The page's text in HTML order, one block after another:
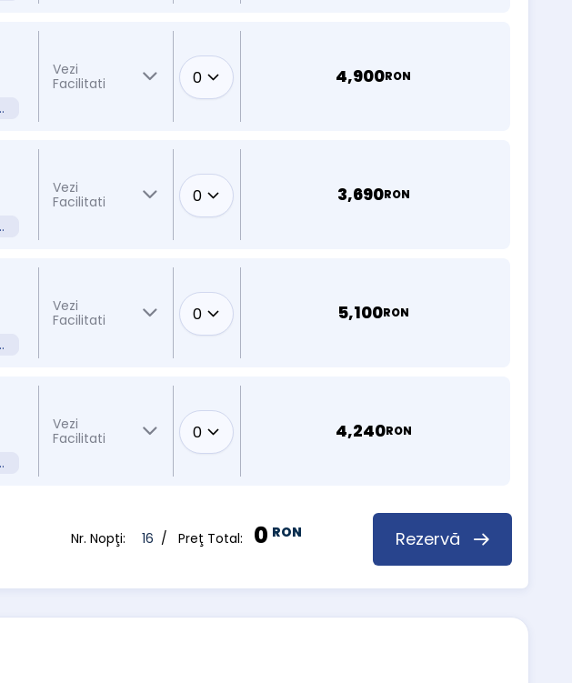
meniu Fix
Vezi
Facilitati
4,900RON
meniu Fix
Vezi
Facilitati
3,690RON
meniu Fix
Vezi
Facilitati
5,100RON
meniu Fix
Vezi
Facilitati
4,240RON
Nr. Nopţi: 16 / Preţ Total: 0 RON Rezervă